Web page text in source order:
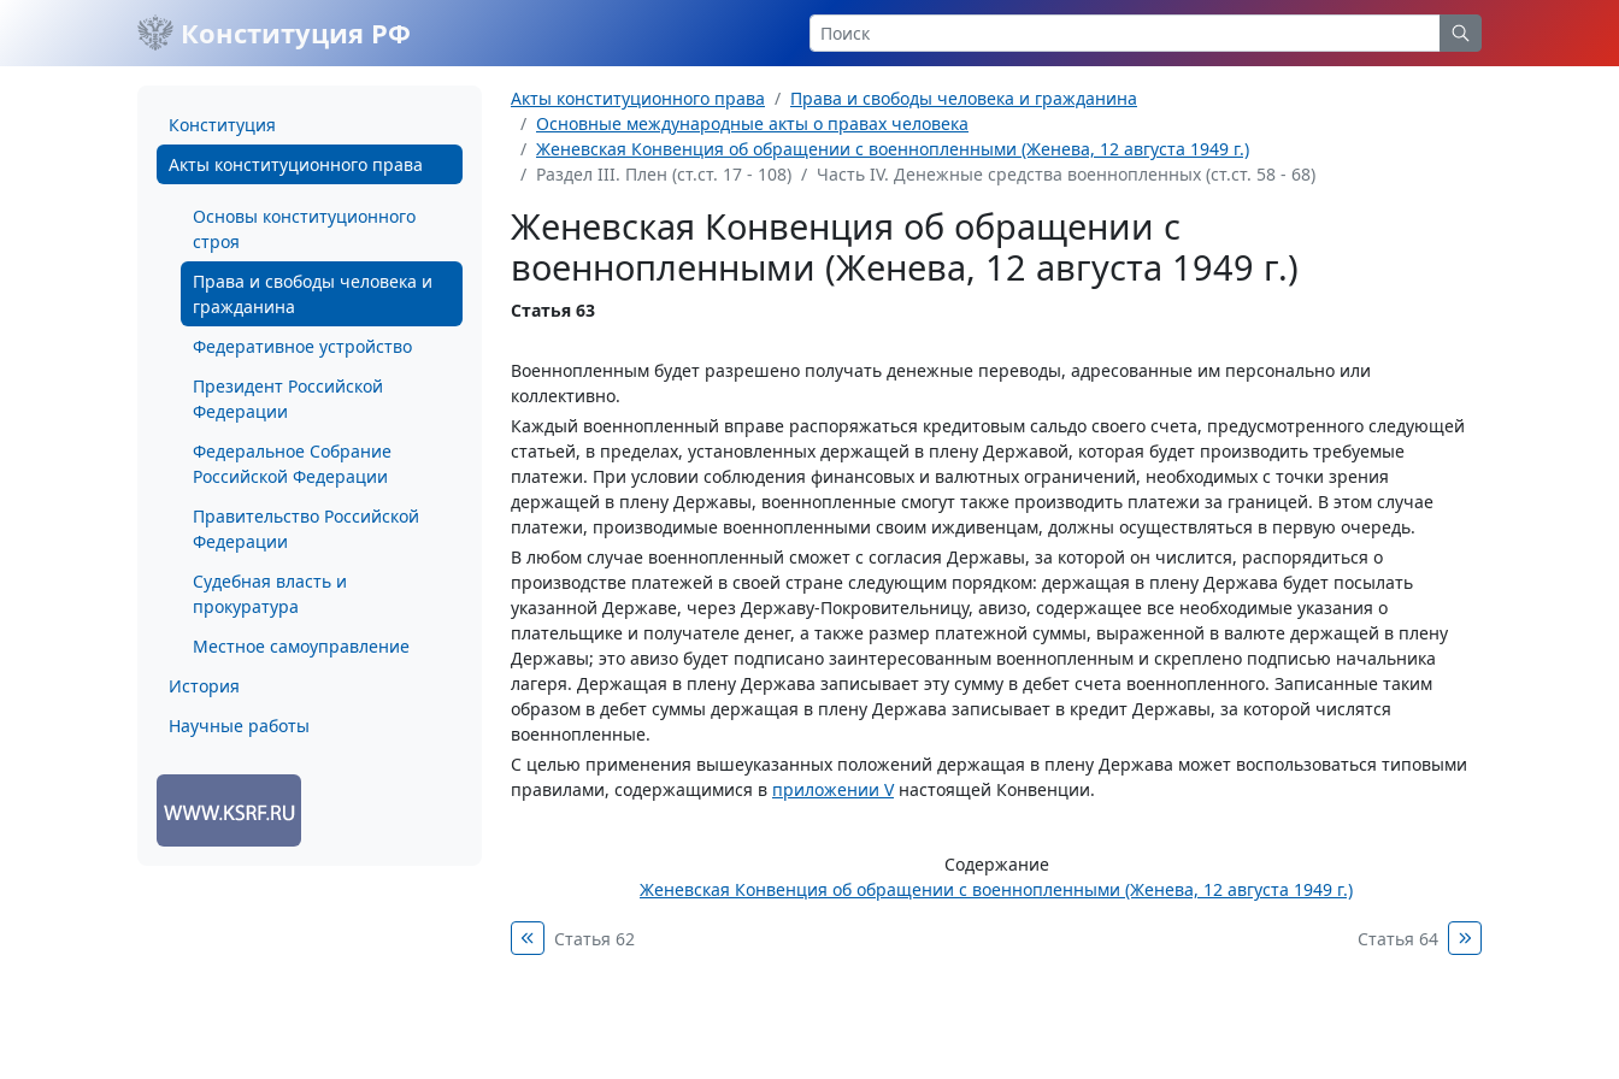
Конституция РФ
Конституция
Акты конституционного права
Основы конституционного
строя
Права и свободы человека и
гражданина
Федеративное устройство
Президент Российской
Федерации
Федеральное Собрание
Российской Федерации
Правительство Российской
Федерации
Судебная власть и
прокуратура
Местное самоуправление
История
Научные работы
Акты конституционного права
Права и свободы человека и гражданина
Основные международные акты о правах человека
Женевская Конвенция об обращении с военнопленными (Женева, 12 августа 1949 г.)
Раздел III. Плен (ст.ст. 17 - 108)
Часть IV. Денежные средства военнопленных (ст.ст. 58 - 68)
Женевская Конвенция об обращении с
военнопленными (Женева, 12 августа 1949 г.)
Статья 63
Военнопленным будет разрешено получать денежные переводы, адресованные им персонально или
коллективно.
Каждый военнопленный вправе распоряжаться кредитовым сальдо своего счета, предусмотренного следующей
статьей, в пределах, установленных держащей в плену Державой, которая будет производить требуемые
платежи. При условии соблюдения финансовых и валютных ограничений, необходимых с точки зрения
держащей в плену Державы, военнопленные смогут также производить платежи за границей. В этом случае
платежи, производимые военнопленными своим иждивенцам, должны осуществляться в первую очередь.
В любом случае военнопленный сможет с согласия Державы, за которой он числится, распорядиться о
производстве платежей в своей стране следующим порядком: держащая в плену Держава будет посылать
указанной Державе, через Державу-Покровительницу, авизо, содержащее все необходимые указания о
плательщике и получателе денег, а также размер платежной суммы, выраженной в валюте держащей в плену
Державы; это авизо будет подписано заинтересованным военнопленным и скреплено подписью начальника
лагеря. Держащая в плену Держава записывает эту сумму в дебет счета военнопленного. Записанные таким
образом в дебет суммы держащая в плену Держава записывает в кредит Державы, за которой числятся
военнопленные.
С целью применения вышеуказанных положений держащая в плену Держава может воспользоваться типовыми
правилами, содержащимися в приложении Vнастоящей Конвенции.
Содержание
Женевская Конвенция об обращении с военнопленными (Женева, 12 августа 1949 г.)
Статья 62 Статья 64